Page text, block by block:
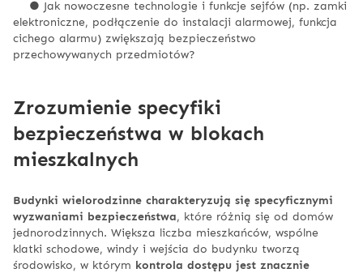
● Jak nowoczesne technologie i funkcje sejfów (np. zamki
elektroniczne, podłączenie do instalacji alarmowej, funkcja
cichego alarmu) zwiększają bezpieczeństwo
przechowywanych przedmiotów?
Zrozumienie specyfiki
bezpieczeństwa w blokach
mieszkalnych
Budynki wielorodzinne charakteryzują się specyficznymi
wyzwaniami bezpieczeństwa, które różnią się od domów
jednorodzinnych. Większa liczba mieszkańców, wspólne
klatki schodowe, windy i wejścia do budynku tworzą
środowisko, w którym kontrola dostępu jest znacznie